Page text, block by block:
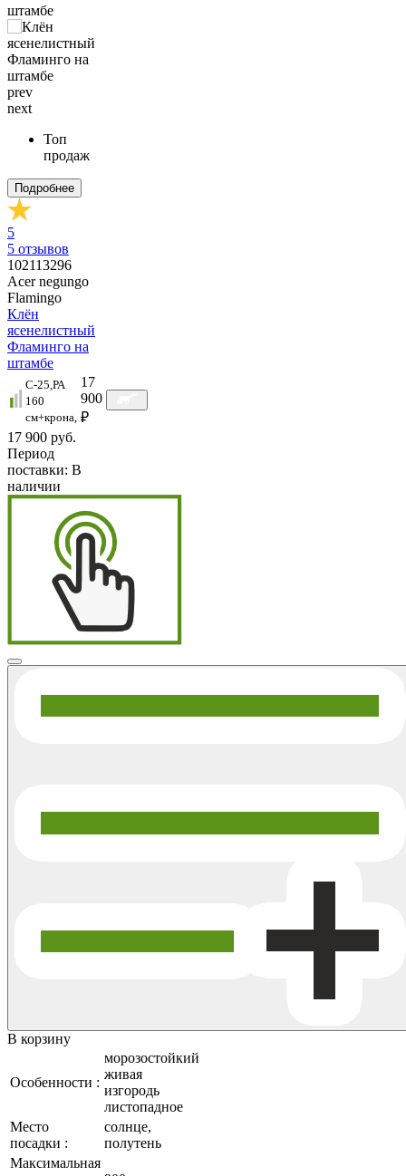
prev
next
Топ
продаж
Подробнее
5
5 отзывов
102113296
Acer negungo
Flamingo
Клён
ясенелистный
Фламинго на
штамбе
C-25,РА
160
см+крона,
17
900
₽
17 900 руб.
Период
поставки: В
наличии
В корзину
Особенности :
морозостойкий
живая
изгородь
листопадное
Место
посадки :
солнце,
полутень
Максимальная